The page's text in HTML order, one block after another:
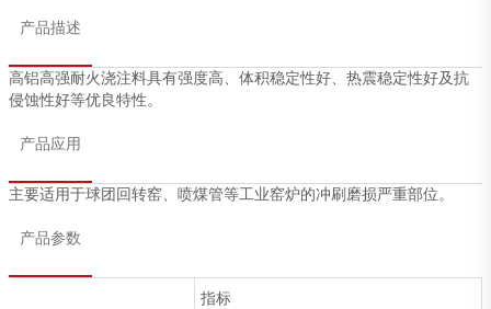
产品描述
高铝高强耐火浇注料具有强度高、体积稳定性好、热震稳定性好及抗
侵蚀性好等优良特性。
产品应用
主要适用于球团回转窑、喷煤管等工业窑炉的冲刷磨损严重部位。
产品参数
指标